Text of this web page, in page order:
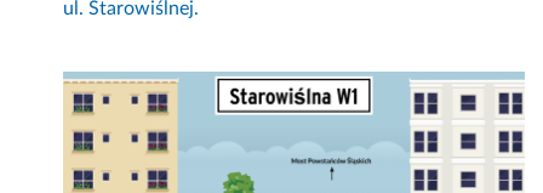
ul. Starowiślnej.